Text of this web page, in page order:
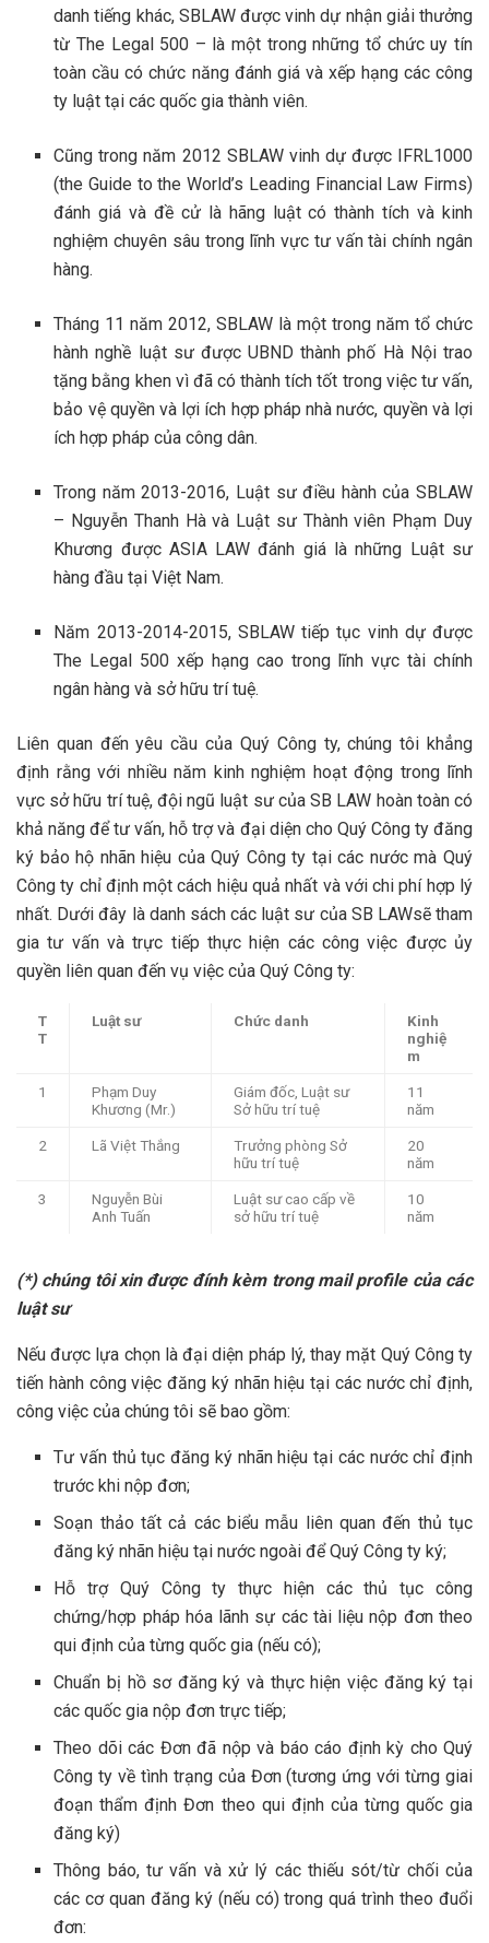
danh tiếng khác, SBLAW được vinh dự nhận giải thưởng
từ The Legal 500 – là một trong những tổ chức uy tín
toàn cầu có chức năng đánh giá và xếp hạng các công
ty luật tại các quốc gia thành viên.
Cũng trong năm 2012 SBLAW vinh dự được IFRL1000
(the Guide to the World’s Leading Financial Law Firms)
đánh giá và đề cử là hãng luật có thành tích và kinh
nghiệm chuyên sâu trong lĩnh vực tư vấn tài chính ngân
hàng.
Tháng 11 năm 2012, SBLAW là một trong năm tổ chức
hành nghề luật sư được UBND thành phố Hà Nội trao
tặng bằng khen vì đã có thành tích tốt trong việc tư vấn,
bảo vệ quyền và lợi ích hợp pháp nhà nước, quyền và lợi
ích hợp pháp của công dân.
Trong năm 2013-2016, Luật sư điều hành của SBLAW
– Nguyễn Thanh Hà và Luật sư Thành viên Phạm Duy
Khương được ASIA LAW đánh giá là những Luật sư
hàng đầu tại Việt Nam.
Năm 2013-2014-2015, SBLAW tiếp tục vinh dự được
The Legal 500 xếp hạng cao trong lĩnh vực tài chính
ngân hàng và sở hữu trí tuệ.
Liên quan đến yêu cầu của Quý Công ty, chúng tôi khẳng
định rằng với nhiều năm kinh nghiệm hoạt động trong lĩnh
vực sở hữu trí tuệ, đội ngũ luật sư của SB LAW hoàn toàn có
khả năng để tư vấn, hỗ trợ và đại diện cho Quý Công ty đăng
ký bảo hộ nhãn hiệu của Quý Công ty tại các nước mà Quý
Công ty chỉ định một cách hiệu quả nhất và với chi phí hợp lý
nhất. Dưới đây là danh sách các luật sư của SB LAWsẽ tham
gia tư vấn và trực tiếp thực hiện các công việc được ủy
quyền liên quan đến vụ việc của Quý Công ty:
T
T
Luật sư Chức danh
Kinh
nghiệ
m
1
Phạm Duy
Khương (Mr.)
Giám đốc, Luật sư
Sở hữu trí tuệ
11
năm
2 Lã Việt Thắng
Trưởng phòng Sở
hữu trí tuệ
20
năm
3
Nguyễn Bùi
Anh Tuấn
Luật sư cao cấp về
sở hữu trí tuệ
10
năm
(*) chúng tôi xin được đính kèm trong mail profile của các
luật sư
Nếu được lựa chọn là đại diện pháp lý, thay mặt Quý Công ty
tiến hành công việc đăng ký nhãn hiệu tại các nước chỉ định,
công việc của chúng tôi sẽ bao gồm:
Tư vấn thủ tục đăng ký nhãn hiệu tại các nước chỉ định
trước khi nộp đơn;
Soạn thảo tất cả các biểu mẫu liên quan đến thủ tục
đăng ký nhãn hiệu tại nước ngoài để Quý Công ty ký;
Hỗ trợ Quý Công ty thực hiện các thủ tục công
chứng/hợp pháp hóa lãnh sự các tài liệu nộp đơn theo
qui định của từng quốc gia (nếu có);
Chuẩn bị hồ sơ đăng ký và thực hiện việc đăng ký tại
các quốc gia nộp đơn trực tiếp;
Theo dõi các Đơn đã nộp và báo cáo định kỳ cho Quý
Công ty về tình trạng của Đơn (tương ứng với từng giai
đoạn thẩm định Đơn theo qui định của từng quốc gia
đăng ký)
Thông báo, tư vấn và xử lý các thiếu sót/từ chối của
các cơ quan đăng ký (nếu có) trong quá trình theo đuổi
đơn: